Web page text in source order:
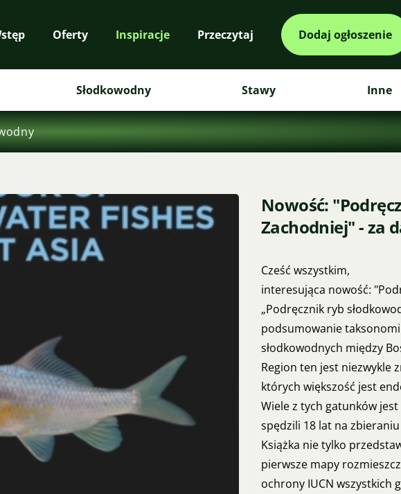
Oferty Inspiracje Przeczytaj Dodaj ogłoszenie
Słodkowodny Stawy Inne
Nowość:
Zachodniej" - za
Cześć wszystkim,
interesująca nowość:
„Podręcznik ryb
podsumowanie
słodkowodnych między
Region ten jest niezwykle
których większość jest
Wiele z tych gatunków
spędzili 18 lat na
Książka nie tylko
pierwsze mapy
ochrony IUCN wszystkich